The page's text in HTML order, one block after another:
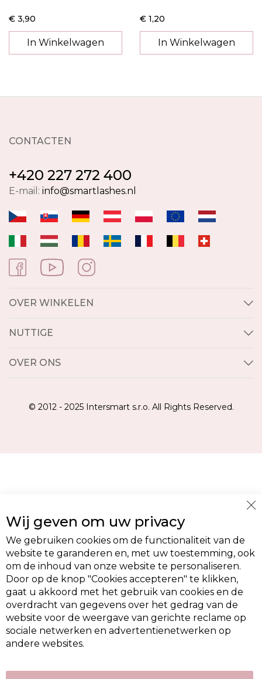
€ 3,90
In Winkelwagen
€ 1,20
In Winkelwagen
CONTACTEN
+420 227 272 400
E-mail: info@smartlashes.nl
OVER WINKELEN
NUTTIGE
OVER ONS
© 2012 - 2025 Intersmart s.r.o. All Rights Reserved.
Wij geven om uw privacy
We gebruiken cookies om de functionaliteit van de
website te garanderen en, met uw toestemming, ook
om de inhoud van onze website te personaliseren.
Door op de knop "Cookies accepteren" te klikken,
gaat u akkoord met het gebruik van cookies en de
overdracht van gegevens over het gedrag van de
website voor de weergave van gerichte reclame op
sociale netwerken en advertentienetwerken op
andere websites.